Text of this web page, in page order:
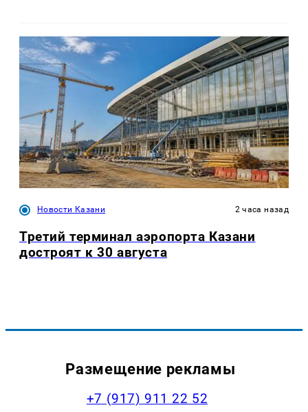
Новости Казани 2 часа назад
Третий терминал аэропорта Казани
достроят к 30 августа
Размещение рекламы
+7 (917) 911 22 52